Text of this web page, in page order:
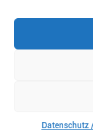
Datenschutz
Copyright ©